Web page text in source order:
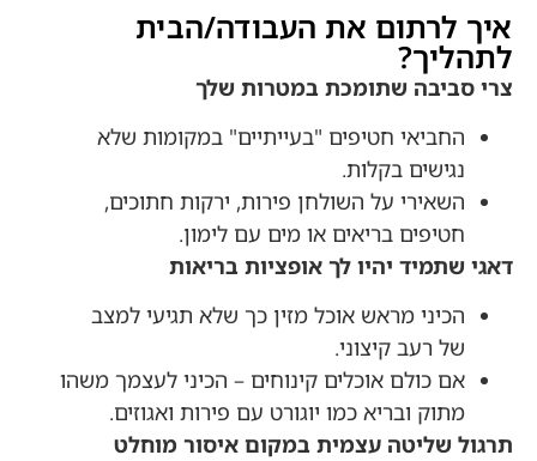
איך לרתום את העבודה/הבית
לתהליך?
צרי סביבה שתומכת במטרות שלך
החביאי חטיפים "בעייתיים" במקומות שלא
נגישים בקלות.
השאירי על השולחן פירות, ירקות חתוכים,
חטיפים בריאים או מים עם לימון.
דאגי שתמיד יהיו לך אופציות בריאות
הכיני מראש אוכל מזין כך שלא תגיעי למצב
של רעב קיצוני.
אם כולם אוכלים קינוחים – הכיני לעצמך משהו
מתוק ובריא כמו יוגורט עם פירות ואגוזים.
תרגול שליטה עצמית במקום איסור מוחלט